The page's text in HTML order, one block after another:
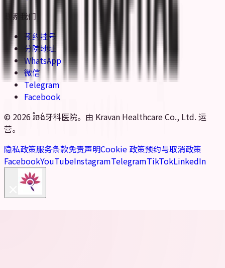
联系我们
预约挂号
分院地址
WhatsApp
微信
Telegram
Facebook
© 2026 រំចង់牙科医院。由 Kravan Healthcare Co., Ltd. 运
营。
隐私政策服务条款免责声明Cookie 政策预约与取消政策
FacebookYouTubeInstagramTelegramTikTokLinkedIn